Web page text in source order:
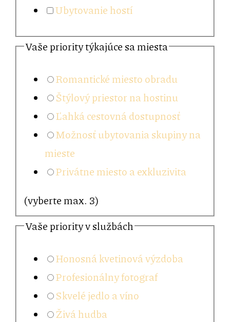
Ubytovanie hostí
Vaše priority týkajúce sa miesta
Romantické miesto obradu
Štýlový priestor na hostinu
Ľahká cestovná dostupnosť
Možnosť ubytovania skupiny na
mieste
Privátne miesto a exkluzivita
(vyberte max. 3)
Vaše priority v službách
Honosná kvetinová výzdoba
Profesionálny fotograf
Skvelé jedlo a víno
Živá hudba